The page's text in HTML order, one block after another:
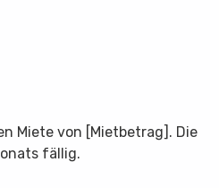
Miete von [Mietbetrag]. Die
fällig.